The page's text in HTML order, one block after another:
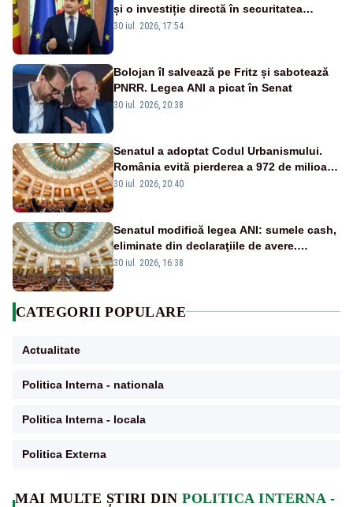
MAI MULTE ȘTIRI DINPOLITICA INTERNA -
și o investiție directă în securitatea
Republicii Moldova și a întregii regiuni
30 iul. 2026, 17:54
Bolojan îl salvează pe Fritz și sabotează
PNRR. Legea ANI a picat în Senat
30 iul. 2026, 20:38
Senatul a adoptat Codul Urbanismului.
România evită pierderea a 972 de milioane
de euro din PNRR
30 iul. 2026, 20:40
Senatul modifică legea ANI: sumele cash,
eliminate din declaraţiile de avere.
Amendament cu impact posibil asupra lui
30 iul. 2026, 16:38
CATEGORII POPULARE
Actualitate
Politica Interna - nationala
Politica Interna - locala
Politica Externa